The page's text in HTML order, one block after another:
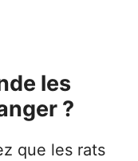
les
?
que les rats